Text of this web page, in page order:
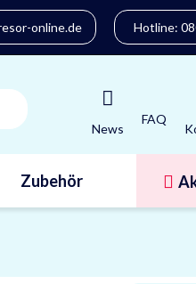
online.de Hotline:
News
FAQ
Zubehör